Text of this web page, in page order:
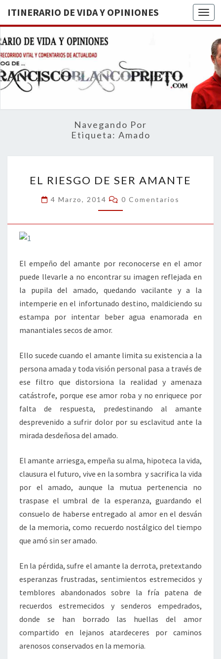
ITINERARIO DE VIDA Y OPINIONES
DE
BREVE
RECORRIDO
VITAL Y
ACTUALIDAD
Navegando Por
Etiqueta: Amado
RIESGO
DE
SER
AMANTE
EL RIESGO DE SER AMANTE
4 Marzo, 2014 Comentarios
0 Comentarios
El empeño del amante por reconocerse en el amor
puede llevarle a no encontrar su imagen reflejada en
la pupila del amado, quedando vacilante y a la
intemperie en el infortunado destino, maldiciendo su
estampa por intentar beber agua enamorada en
manantiales secos de amor.
Ello sucede cuando el amante limita su existencia a la
persona amada y toda visión personal pasa a través de
ese filtro que distorsiona la realidad y amenaza
catástrofe, porque ese amor roba y no enriquece por
falta de respuesta, predestinando al amante
desprevenido a sufrir dolor por su esclavitud ante la
mirada desdeñosa del amado.
El amante arriesga, empeña su alma, hipoteca la vida,
clausura el futuro, vive en la sombra y sacrifica la vida
por el amado, aunque la mutua pertenencia no
traspase el umbral de la esperanza, guardando el
consuelo de haberse entregado al amor en el desván
de la memoria, como recuerdo nostálgico del tiempo
que amó sin ser amado.
En la pérdida, sufre el amante la derrota, pretextando
esperanzas frustradas, sentimientos estremecidos y
temblores abandonados sobre la fría patena de
recuerdos estremecidos y senderos empedrados,
donde se han borrado las huellas del amor
compartido en lejanos atardeceres por caminos
arenosos conservados en la memoria.